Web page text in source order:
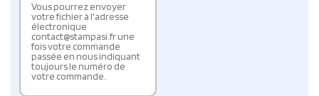
Vous pourrez envoyer
votre fichier à l'adresse
électronique
contact@stampasi.fr une
fois votre commande
passée en nous indiquant
toujours le numéro de
votre commande.